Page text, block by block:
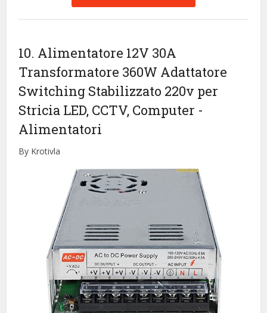
10. Alimentatore 12V 30A
Transformatore 360W Adattatore
Switching Stabilizzato 220v per
Stricia LED, CCTV, Computer -
Alimentatori
By Krotivla